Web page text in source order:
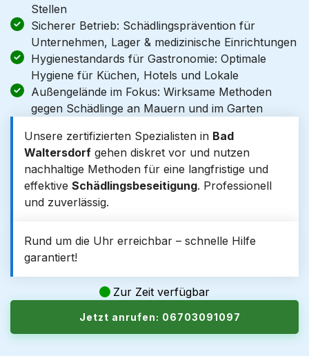
Stellen
Sicherer Betrieb: Schädlingsprävention für
Unternehmen, Lager & medizinische Einrichtungen
Hygienestandards für Gastronomie: Optimale
Hygiene für Küchen, Hotels und Lokale
Außengelände im Fokus: Wirksame Methoden
gegen Schädlinge an Mauern und im Garten
Unsere zertifizierten Spezialisten in Bad
Waltersdorf gehen diskret vor und nutzen
nachhaltige Methoden für eine langfristige und
effektive Schädlingsbeseitigung. Professionell
und zuverlässig.
Rund um die Uhr erreichbar – schnelle Hilfe
garantiert!
Zur Zeit verfügbar
Jetzt anrufen: 06703091097